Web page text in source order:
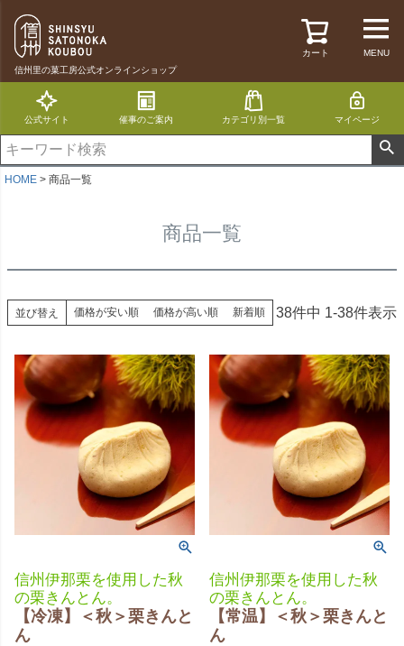
信州里の菓工房公式オンラインショップ
カート MENU
公式サイト 催事のご案内 カテゴリ別一覧 マイページ
HOME 商品一覧
商品一覧
並び替え 価格が安い順 価格が高い順 新着順 38件中 1-38件表示
信州伊那栗を使用した秋
の栗きんとん。
【冷凍】＜秋＞栗きんと
ん
信州伊那栗を使用した秋
の栗きんとん。
【常温】＜秋＞栗きんと
ん